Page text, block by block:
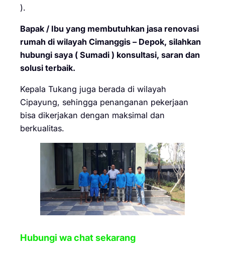
).
Bapak / Ibu yang membutuhkan jasa renovasi
rumah di wilayah Cimanggis – Depok, silahkan
hubungi saya ( Sumadi ) konsultasi, saran dan
solusi terbaik.
Kepala Tukang juga berada di wilayah
Cipayung, sehingga penanganan pekerjaan
bisa dikerjakan dengan maksimal dan
berkualitas.
Hubungi wa chat sekarang